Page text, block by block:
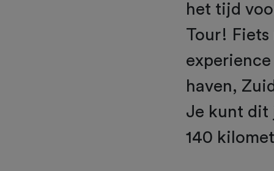
het tijd
Tour! Fiets
haven,
Je kunt dit
140